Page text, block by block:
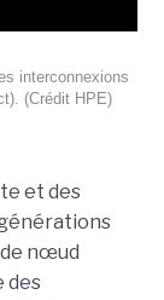
interconnexions
(Crédit HPE)
et des
nœud
des